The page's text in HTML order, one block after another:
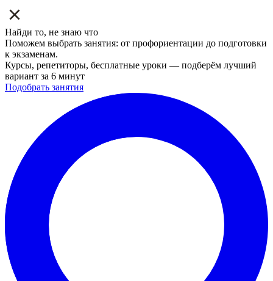
Найди то, не знаю что
Поможем выбрать занятия: от профориентации до подготовки
к экзаменам.
Курсы, репетиторы, бесплатные уроки — подберём лучший
вариант за 6 минут
Подобрать занятия